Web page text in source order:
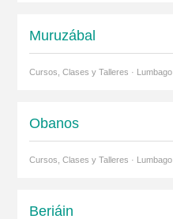
Muruzábal
Cursos, Clases y Talleres · Lumbago
Obanos
Cursos, Clases y Talleres · Lumbago
Beriáin